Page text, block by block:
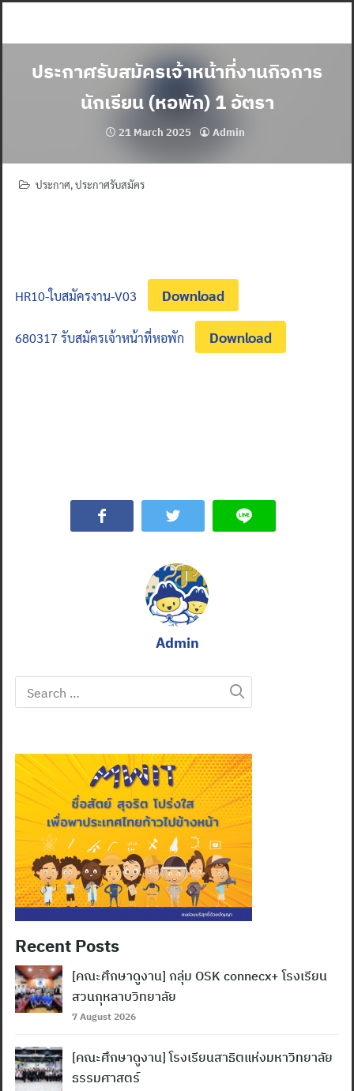
ประกาศรับสมัครเจ้าหน้าที่งานกิจการ
นักเรียน (หอพัก) 1 อัตรา
21 March 2025 Admin
ประกาศ,ประกาศรับสมัคร
HR10-ใบสมัครงาน-V03 Download
680317 รับสมัครเจ้าหน้าที่หอพัก Download
Admin
Search
for:
Recent Posts
[คณะศึกษาดูงาน] กลุ่ม OSK connecx+ โรงเรียน
สวนกุหลาบวิทยาลัย
7 August 2026
[คณะศึกษาดูงาน] โรงเรียนสาธิตแห่งมหาวิทยาลัย
ธรรมศาสตร์